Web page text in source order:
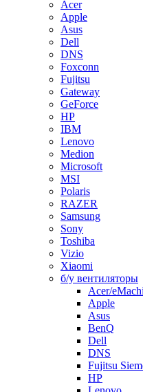
Acer
Apple
Asus
Dell
DNS
Foxconn
Fujitsu
Gateway
GeForce
HP
IBM
Lenovo
Medion
Microsoft
MSI
Polaris
RAZER
Samsung
Sony
Toshiba
Vizio
Xiaomi
б/у вентиляторы
Acer/
Apple
Asus
BenQ
Dell
DNS
Fujitsu
HP